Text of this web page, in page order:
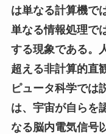
は単なる計算機で
単なる情報処理で
する現象である。
超える非計算的直
ピュータ科学では
は、宇宙が自らを
なる脳内電気信号